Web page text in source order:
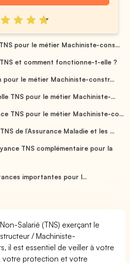
pour le métier Machiniste-cons...
TNS et comment fonctionne-t-elle ?
pour le métier Machiniste-constr...
TNS pour le métier Machiniste-...
TNS pour le métier Machiniste-co...
de l’Assurance Maladie et les ...
TNS complémentaire pour la
importantes pour l...
Salarié (TNS) exerçant le
/ Machiniste-
il est essentiel de veiller à votre
votre protection et votre